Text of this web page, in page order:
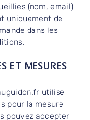
(nom, email)
uniquement de
dans les
ET MESURES
utilise
pour la mesure
pouvez accepter